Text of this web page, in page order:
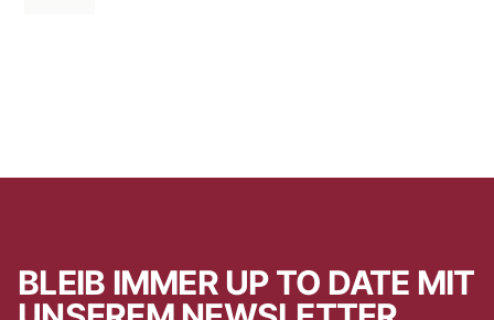
BLEIB IMMER UP TO DATE MIT